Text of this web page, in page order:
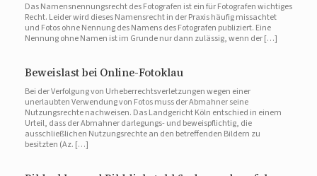
Das Namensnennungsrecht des Fotografen ist ein für Fotografen wichtiges
Recht. Leider wird dieses Namensrecht in der Praxis häufig missachtet
und Fotos ohne Nennung des Namens des Fotografen publiziert. Eine
Nennung ohne Namen ist im Grunde nur dann zulässig, wenn der […]
Beweislast bei Online-Fotoklau
Bei der Verfolgung von Urheberrechtsverletzungen wegen einer
unerlaubten Verwendung von Fotos muss der Abmahner seine
Nutzungsrechte nachweisen. Das Landgericht Köln entschied in einem
Urteil, dass der Abmahner darlegungs- und beweispflichtig, die
ausschließlichen Nutzungsrechte an den betreffenden Bildern zu
besitzten (Az. […]